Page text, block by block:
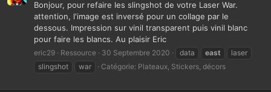
Bonjour, pour refaire les slingshot de votre Laser War.
attention, l'image est inversé pour un collage par le
dessous. Impression sur vinil transparent puis vinil blanc
pour faire les blancs. Au plaisir Eric
eric29 Ressource 30 Septembre 2020 data east
laser
slingshot
war Catégorie: Plateaux, Stickers, décors